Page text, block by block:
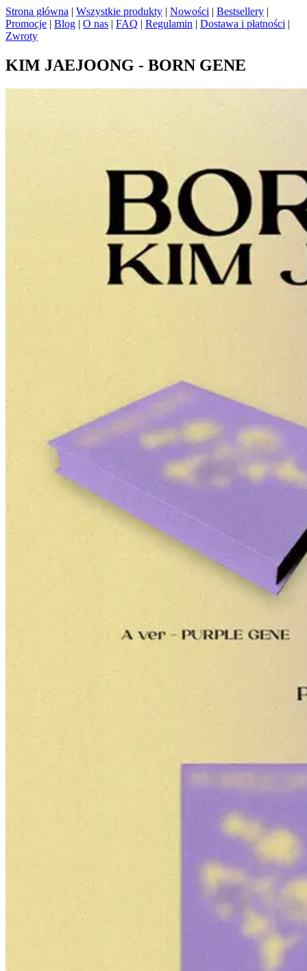
Strona główna | Wszystkie produkty | Nowości | Bestsellery |
Promocje | Blog | O nas | FAQ | Regulamin | Dostawa i płatności |
Zwroty
KIM JAEJOONG - BORN GENE